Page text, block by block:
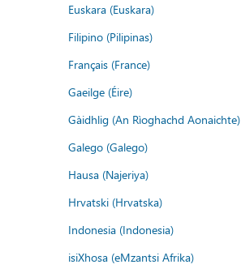
Euskara (Euskara)
Filipino (Pilipinas)
Français (France)
Gaeilge (Éire)
Gàidhlig (An Rìoghachd Aonaichte)
Galego (Galego)
Hausa (Najeriya)
Hrvatski (Hrvatska)
Indonesia (Indonesia)
isiXhosa (eMzantsi Afrika)